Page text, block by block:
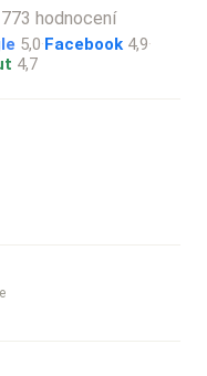
hodnocení
5,0·Facebook 4,9·
4,7